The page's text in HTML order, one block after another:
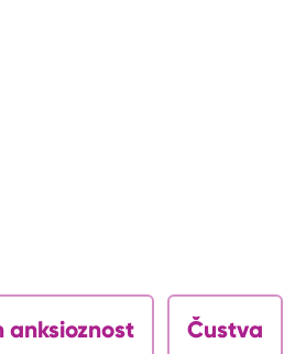
anksioznost Čustva